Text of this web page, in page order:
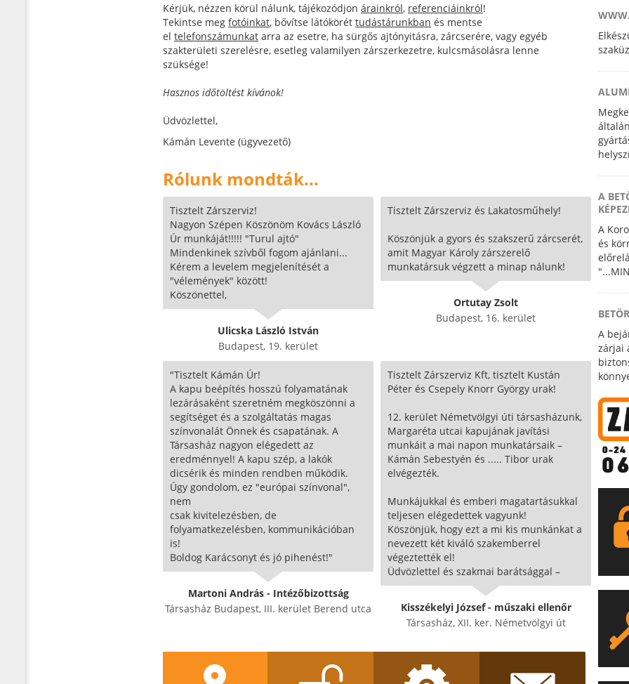
Kérjük, nézzen körül nálunk, tájékozódjon árainkról, referenciáinkról!
Tekintse meg fotóinkat, bővítse látókörét tudástárunkban és mentse
el telefonszámunkat arra az esetre, ha sürgős ajtónyitásra, zárcserére, vagy egyéb
szakterületi szerelésre, esetleg valamilyen zárszerkezetre, kulcsmásolásra lenne
szüksége!
Hasznos időtöltést kívánok!
Üdvözlettel,
Kámán Levente (ügyvezető)
Rólunk mondták...
Tisztelt Zárszerviz!
Nagyon Szépen Köszönöm Kovács László
Úr munkáját!!!!! "Turul ajtó"
Mindenkinek szívből fogom ajánlani...
Kérem a levelem megjelenítését a
"vélemények" között!
Köszönettel,
Ulicska László István
Budapest, 19. kerület
Tisztelt Zárszerviz és Lakatosműhely!
Köszönjük a gyors és szakszerű zárcserét,
amit Magyar Károly zárszerelő
munkatársuk végzett a minap nálunk!
Ortutay Zsolt
Budapest, 16. kerület
"Tisztelt Kámán Úr!
A kapu beépítés hosszú folyamatának
lezárásaként szeretném megköszönni a
segítséget és a szolgáltatás magas
színvonalát Önnek és csapatának. A
Társasház nagyon elégedett az
eredménnyel! A kapu szép, a lakók
dicsérik és minden rendben működik.
Úgy gondolom, ez "európai színvonal",
nem
csak kivitelezésben, de
folyamatkezelésben, kommunikációban
is!
Boldog Karácsonyt és jó pihenést!"
Martoni András - Intézőbizottság
Társasház Budapest, III. kerület Berend utca
Tisztelt Zárszerviz Kft, tisztelt Kustán
Péter és Csepely Knorr György urak!
12. kerület Németvölgyi úti társasházunk,
Margaréta utcai kapujának javítási
munkáit a mai napon munkatársaik –
Kámán Sebestyén és ..... Tibor urak
elvégezték.
Munkájukkal és emberi magatartásukkal
teljesen elégedettek vagyunk!
Köszönjük, hogy ezt a mi kis munkánkat a
nevezett két kiváló szakemberrel
végeztették el!
Üdvözlettel és szakmai barátsággal –
Kisszékelyi József - műszaki ellenőr
Társasház, XII. ker. Németvölgyi út
A
A
és
A
zárjai